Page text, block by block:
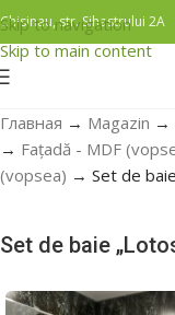
Skip to navigation
Skip to main content
Chisinau, str. Sihastrului 2A
Главная → Magazin →
→ Fațadă - MDF
(vopsea) → Set de
Set de baie